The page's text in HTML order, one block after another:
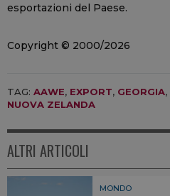
esportazioni del Paese.
Copyright © 2000/2026
TAG: AAWE, EXPORT, GEORGIA,
NUOVA ZELANDA
ALTRI ARTICOLI
MONDO